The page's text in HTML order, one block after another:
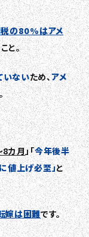
の80%はアメ
と。
いないため、アメ
8カ月」「今年後半
値上げ必至」と
嫁は困難です。